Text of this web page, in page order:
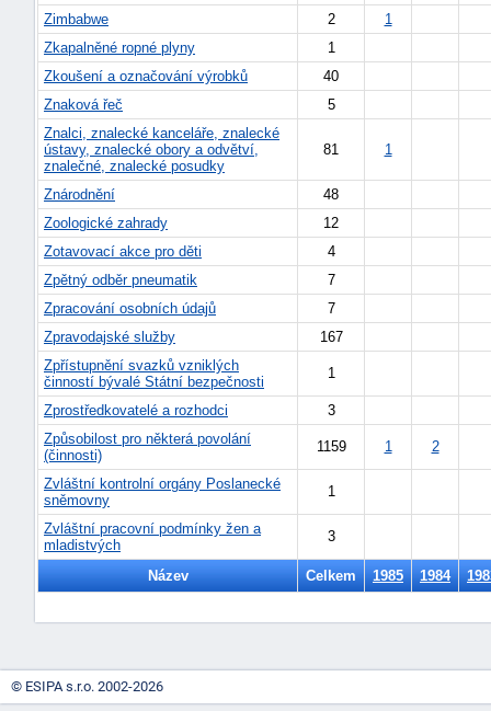
Zimbabwe 2
1
Zkapalněné ropné plyny
1
Zkoušení a označování výrobků
40
Znaková řeč
5
Znalci, znalecké kanceláře, znalecké
ústavy, znalecké obory a odvětví,
znalečné, znalecké posudky
81 1
Znárodnění
48
Zoologické zahrady
12
Zotavovací akce pro děti
4
Zpětný odběr pneumatik
7
Zpracování osobních údajů
7
Zpravodajské služby
167
Zpřístupnění svazků vzniklých
činností bývalé Státní bezpečnosti
1
Zprostředkovatelé a rozhodci
3
Způsobilost pro některá povolání
(činnosti)
1159 1 2
Zvláštní kontrolní orgány Poslanecké
sněmovny
1
Zvláštní pracovní podmínky žen a
mladistvých
3
Název Celkem 1985 1984
-
náhrady
© ESIPA s.r.o. 2002-2026